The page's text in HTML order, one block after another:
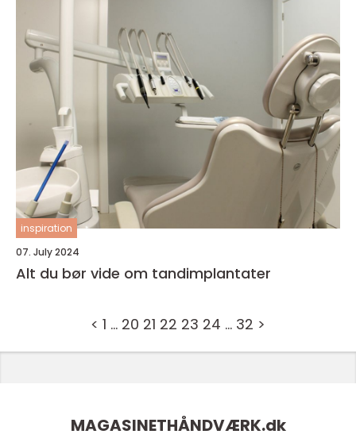
inspiration
07. July 2024
Alt du bør vide om tandimplantater
< 1 … 20 21 22 23 24 … 32 >
MAGASINETHÅNDVÆRK.dk